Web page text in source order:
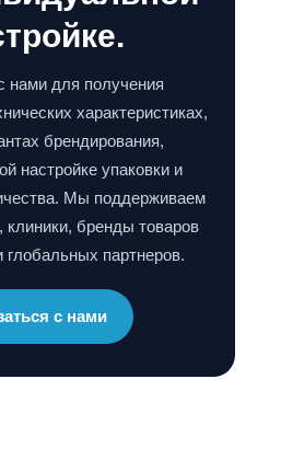
нами для получения
характеристиках,
брендирования,
настройке упаковки и
Мы поддерживаем
клиники, бренды товаров
глобальных партнеров.
с нами